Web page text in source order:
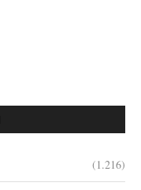
(1.216)